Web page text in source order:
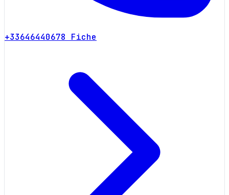
+33646440678 Fiche